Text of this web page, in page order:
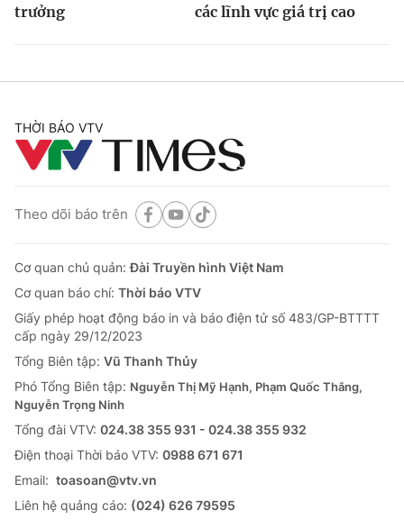
trưởng
các lĩnh vực giá trị cao
THỜI BÁO VTV
Theo dõi báo trên
Cơ quan chủ quản:Đài Truyền hình Việt Nam
Cơ quan báo chí: Thời báo VTV
Giấy phép hoạt động báo in và báo điện tử số 483/GP-BTTTT
cấp ngày 29/12/2023
Tổng Biên tập: Vũ Thanh Thủy
Phó Tổng Biên tập: Nguyễn Thị Mỹ Hạnh, Phạm Quốc Thắng,
Nguyễn Trọng Ninh
Tổng đài VTV: 024.38 355 931 - 024.38 355 932
Ðiện thoại Thời báo VTV: 0988 671 671
Email: toasoan@vtv.vn
Liên hệ quảng cáo: (024) 626 79595